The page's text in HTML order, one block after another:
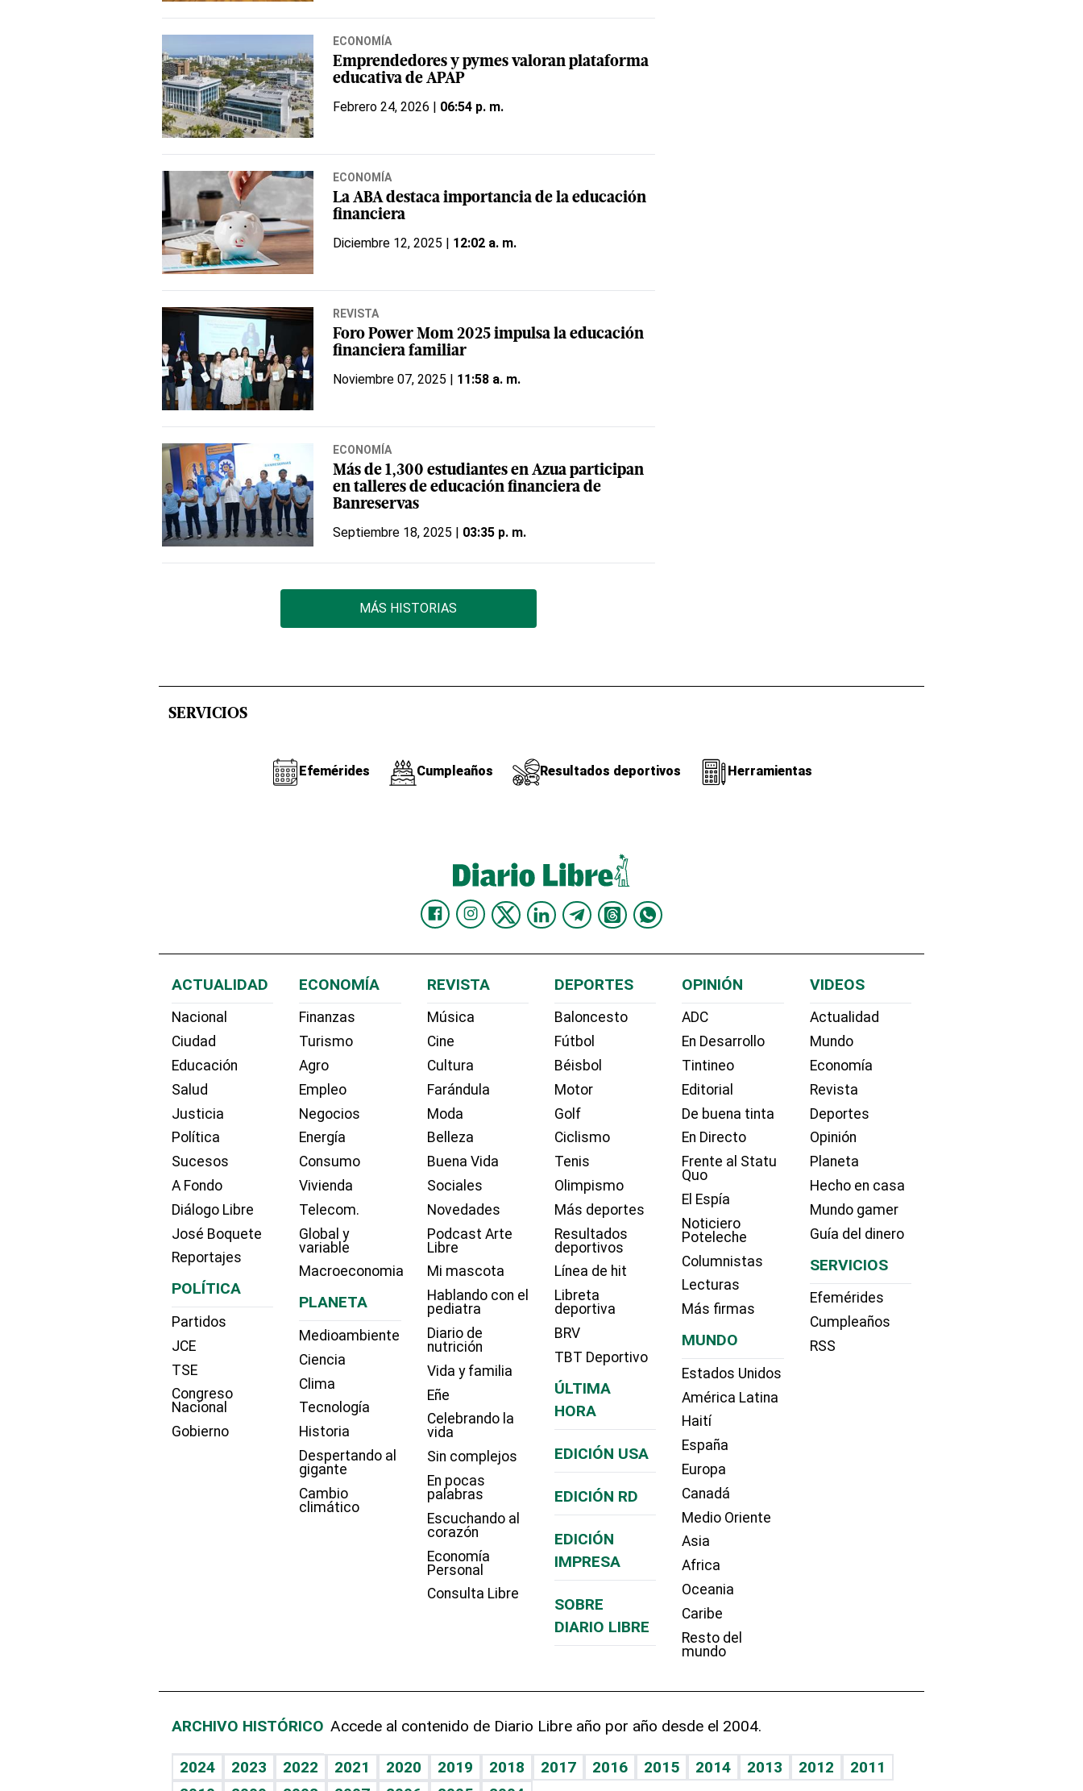
ECONOMÍA
Emprendedores y pymes valoran plataforma
educativa de APAP
Febrero 24, 2026 | 06:54 p. m.
ECONOMÍA
La ABA destaca importancia de la educación
financiera
Diciembre 12, 2025 | 12:02 a. m.
REVISTA
Foro Power Mom 2025 impulsa la educación
financiera familiar
Noviembre 07, 2025 | 11:58 a. m.
ECONOMÍA
Más de 1,300 estudiantes en Azua participan
en talleres de educación financiera de
Banreservas
Septiembre 18, 2025 | 03:35 p. m.
MÁS HISTORIAS
SERVICIOS
Efemérides Cumpleaños Resultados deportivos Herramientas
ACTUALIDAD
Nacional
Ciudad
Educación
Salud
Justicia
Política
Sucesos
A Fondo
Diálogo Libre
José Boquete
Reportajes
POLÍTICA
Partidos
JCE
TSE
Congreso
Nacional
Gobierno
ECONOMÍA
Finanzas
Turismo
Agro
Empleo
Negocios
Energía
Consumo
Vivienda
Telecom.
Global y
variable
Macroeconomia
PLANETA
Medioambiente
Ciencia
Clima
Tecnología
Historia
Despertando al
gigante
Cambio
climático
REVISTA
Música
Cine
Cultura
Farándula
Moda
Belleza
Buena Vida
Sociales
Novedades
Podcast Arte
Libre
Mi mascota
Hablando con el
pediatra
Diario de
nutrición
Vida y familia
Eñe
Celebrando la
vida
Sin complejos
En pocas
palabras
Escuchando al
corazón
Economía
Personal
Consulta Libre
DEPORTES
Baloncesto
Fútbol
Béisbol
Motor
Golf
Ciclismo
Tenis
Olimpismo
Más deportes
Resultados
deportivos
Línea de hit
Libreta
deportiva
BRV
TBT Deportivo
ÚLTIMA
HORA
EDICIÓN USA
EDICIÓN RD
EDICIÓN
IMPRESA
SOBRE
DIARIO LIBRE
OPINIÓN
ADC
En Desarrollo
Tintineo
Editorial
De buena tinta
En Directo
Frente al Statu
Quo
El Espía
Noticiero
Poteleche
Columnistas
Lecturas
Más firmas
MUNDO
Estados Unidos
América Latina
Haití
España
Europa
Canadá
Medio Oriente
Asia
Africa
Oceania
Caribe
Resto del
mundo
VIDEOS
Actualidad
Mundo
Economía
Revista
Deportes
Opinión
Planeta
Hecho en casa
Mundo gamer
Guía del dinero
SERVICIOS
Efemérides
Cumpleaños
RSS
ARCHIVO HISTÓRICO Accede al contenido de Diario Libre año por año desde el 2004.
2024 2023 2022 2021 2020 2019 2018 2017 2016 2015 2014 2013 2012
2011